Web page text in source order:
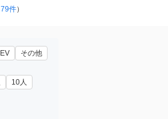
79件）
EV その他
10人